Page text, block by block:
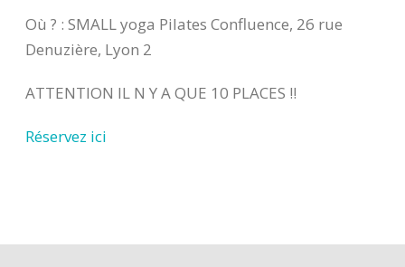
Où ? : SMALL yoga Pilates Confluence, 26 rue
Denuzière, Lyon 2
ATTENTION IL N Y A QUE 10 PLACES !!
Réservez ici